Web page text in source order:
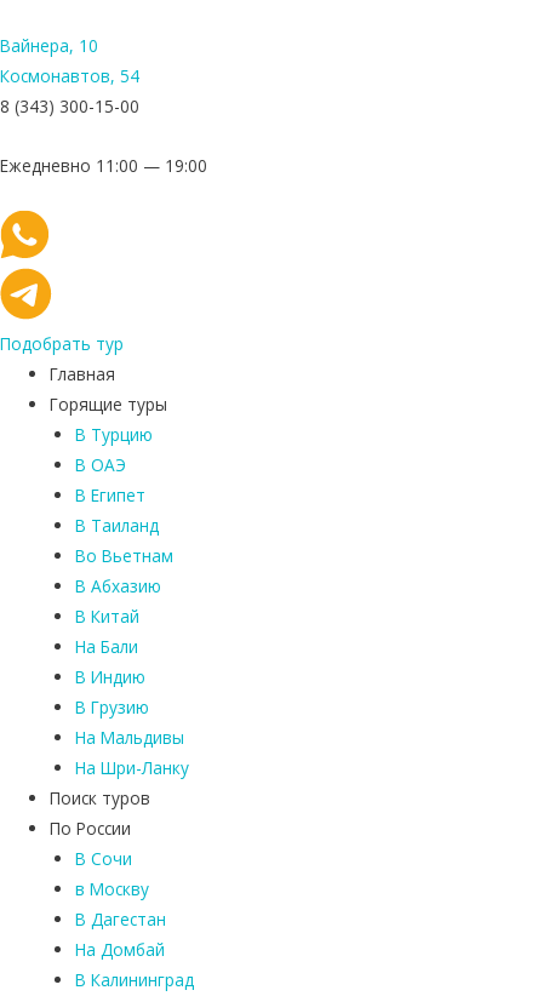
Вайнера, 10
Космонавтов, 54
8 (343) 300-15-00
Ежедневно 11:00 — 19:00
Подобрать тур
Главная
Горящие туры
В Турцию
В ОАЭ
В Египет
В Таиланд
Во Вьетнам
В Абхазию
В Китай
На Бали
В Индию
В Грузию
На Мальдивы
На Шри-Ланку
Поиск туров
По России
В Сочи
в Москву
В Дагестан
На Домбай
В Калининград